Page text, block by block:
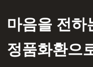
마음을 전하
정품화환으